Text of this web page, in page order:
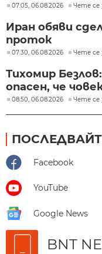
07:05, 06.08.2026 Чете се
Иран обяви
проток
07:30, 06.08.2026 Чете се
Тихомир
опасен, че
08:50, 06.08.2026 Чете се
Facebook
YouTube
Google News
BNT